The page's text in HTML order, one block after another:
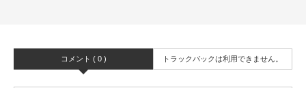
コメント ( 0 ) トラックバックは利用できません。